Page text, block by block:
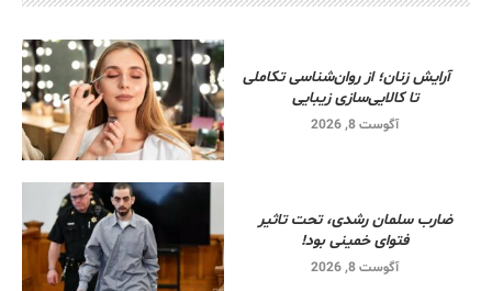
آرایش زنان؛ از روان‌شناسی تکاملی
تا کالایی‌سازی زیبایی
آگوست 8, 2026
ضارب سلمان رشدی، تحت تاثیر
فتوای خمینی بود!
آگوست 8, 2026